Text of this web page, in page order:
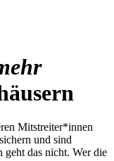
Mitstreiter*innen
und sind
das nicht. Wer die